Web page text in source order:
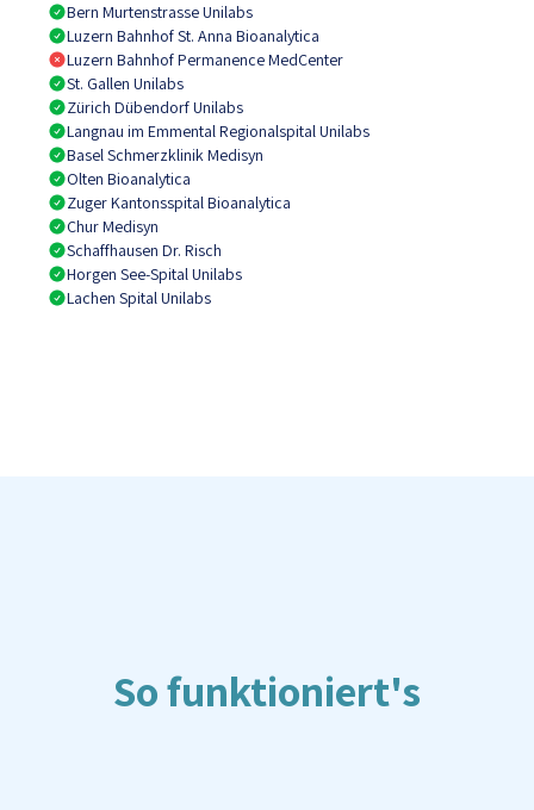
Bern Murtenstrasse Unilabs
Luzern Bahnhof St. Anna Bioanalytica
Luzern Bahnhof Permanence MedCenter
St. Gallen Unilabs
Zürich Dübendorf Unilabs
Langnau im Emmental Regionalspital Unilabs
Basel Schmerzklinik Medisyn
Olten Bioanalytica
Zuger Kantonsspital Bioanalytica
Chur Medisyn
Schaffhausen Dr. Risch
Horgen See-Spital Unilabs
Lachen Spital Unilabs
So funktioniert's